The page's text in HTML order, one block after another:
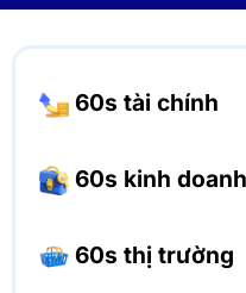
60s tài chính
60s kinh doanh
60s thị trường